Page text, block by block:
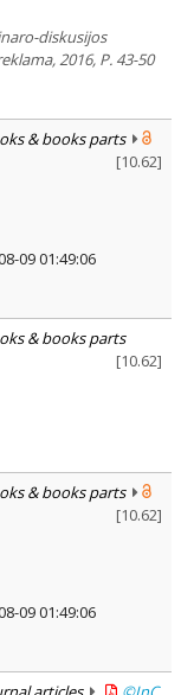
diskusijos
2016, P. 43-50
& books parts
[10.62]
09 01:49:06
& books parts
[10.62]
& books parts
[10.62]
09 01:49:06